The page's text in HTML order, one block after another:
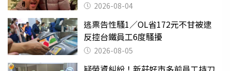
2026-08-04
逃票告性騷1／OL省172元不甘被逮
反控台鐵員工6度騷擾
2026-08-05